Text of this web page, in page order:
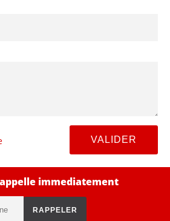
immediatement